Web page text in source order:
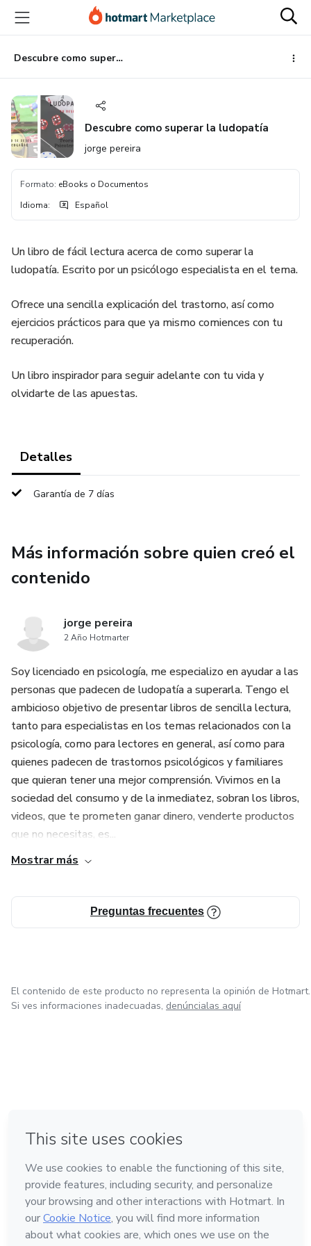
principal
página
de
página
Descubre como superar la ludopatía
Descubre como superar la ludopatía
jorge pereira
Formato: eBooks o Documentos
Idioma: Español
Un libro de fácil lectura acerca de como superar la
ludopatía. Escrito por un psicólogo especialista en el tema.
Ofrece una sencilla explicación del trastorno, así como
ejercicios prácticos para que ya mismo comiences con tu
recuperación.
Un libro inspirador para seguir adelante con tu vida y
olvidarte de las apuestas.
Detalles
Garantía de 7 días
Más información sobre quien creó el
contenido
jorge pereira
2 Año Hotmarter
Soy licenciado en psicología, me especializo en ayudar a las
personas que padecen de ludopatía a superarla. Tengo el
ambicioso objetivo de presentar libros de sencilla lectura,
tanto para especialistas en los temas relacionados con la
psicología, como para lectores en general, así como para
quienes padecen de trastornos psicológicos y familiares
que quieran tener una mejor comprensión. Vivimos en la
sociedad del consumo y de la inmediatez, sobran los libros,
videos, que te prometen ganar dinero, venderte productos
que no necesitas, es...
Mostrar más
Preguntas frecuentes
El contenido de este producto no representa la opinión de Hotmart.
Si ves informaciones inadecuadas, denúncialas aquí
Hecho con❤ en Belo Horizonte
Conoce Hotmart